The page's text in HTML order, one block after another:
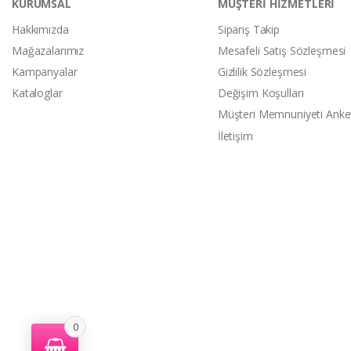
KURUMSAL
Hakkımızda
Mağazalarımız
Kampanyalar
Kataloglar
MÜŞTERİ HİZMETLERİ
Sipariş Takip
Mesafeli Satış Sözleşmesi
Gizlilik Sözleşmesi
Değişim Koşulları
Müşteri Memnuniyeti
İletişim
0